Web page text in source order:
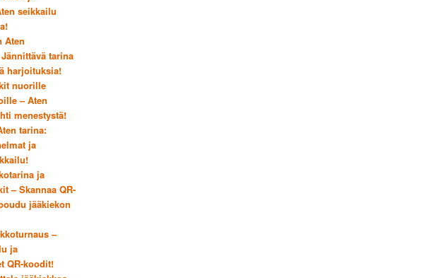
seikkailu
Aten
tarina
harjoituksia!
nuorille
– Aten
menestystä!
tarina:
ja
ja
– Skannaa QR-
jääkiekon
–
ja
QR-koodit!